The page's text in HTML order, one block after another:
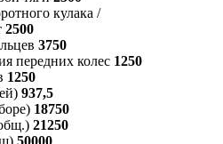
кулака /
2500
3750
передних колес 1250
1250
937,5
18750
21250